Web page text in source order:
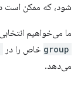
شود، که ممکن است
ما می‌خواهیم
group خاص را در
می‌دهد.